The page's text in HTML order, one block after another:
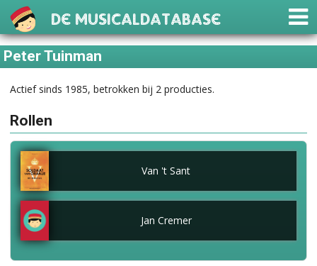
De Musicaldatabase
Peter Tuinman
Actief sinds 1985, betrokken bij 2 producties.
Rollen
Van 't Sant
Jan Cremer